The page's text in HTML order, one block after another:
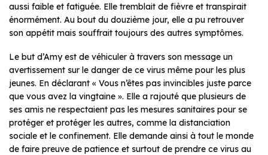
aussi faible et fatiguée. Elle tremblait de fièvre et transpirait
énormément. Au bout du douzième jour, elle a pu retrouver
son appétit mais souffrait toujours des autres symptômes.
Le but d’Amy est de véhiculer à travers son message un
avertissement sur le danger de ce virus même pour les plus
jeunes. En déclarant « Vous n’êtes pas invincibles juste parce
que vous avez la vingtaine ». Elle a rajouté que plusieurs de
ses amis ne respectaient pas les mesures sanitaires pour se
protéger et protéger les autres, comme la distanciation
sociale et le confinement. Elle demande ainsi à tout le monde
de faire preuve de patience et surtout de prendre ce virus au